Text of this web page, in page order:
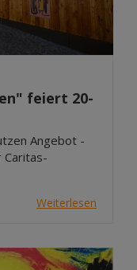
feiert 20-
Angebot -
Caritas-
Weiterlesen